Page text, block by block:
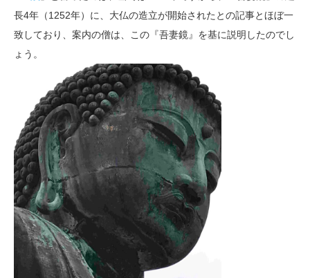
長4年（1252年）に、大仏の造立が開始されたとの記事とほぼ一
致しており、案内の僧は、この『吾妻鏡』を基に説明したのでし
ょう。